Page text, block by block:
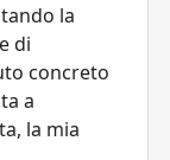
la
di
concreto
a
la mia